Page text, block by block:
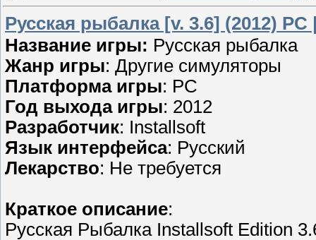
Русская рыбалка [v. 3.6] (2012) PC
Название игры: Русская рыбалка
Жанр игры: Другие симуляторы
Платформа игры: PC
Год выхода игры: 2012
Разработчик: Installsoft
Язык интерфейса: Русский
Лекарство: Не требуется
Краткое описание:
Русская Рыбалка Installsoft Edition